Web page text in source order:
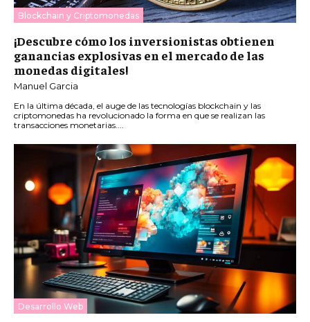
Blockchain y Criptomonedas
¡Descubre cómo los inversionistas obtienen
ganancias explosivas en el mercado de las
monedas digitales!
Manuel Garcia
En la última década, el auge de las tecnologías blockchain y las
criptomonedas ha revolucionado la forma en que se realizan las
transacciones monetarias....
Desarrollo Web